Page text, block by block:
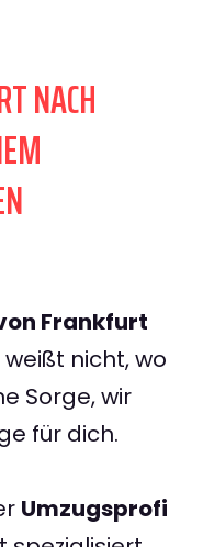
NACH
Frankfurt
nicht, wo
Sorge, wir
für dich.
Umzugsprofi